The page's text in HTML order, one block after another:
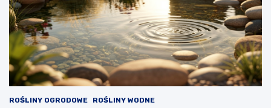
ROŚLINY OGRODOWE ROŚLINY WODNE